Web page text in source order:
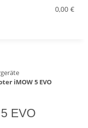
0,00 €
iMOW 5 EVO
EVO